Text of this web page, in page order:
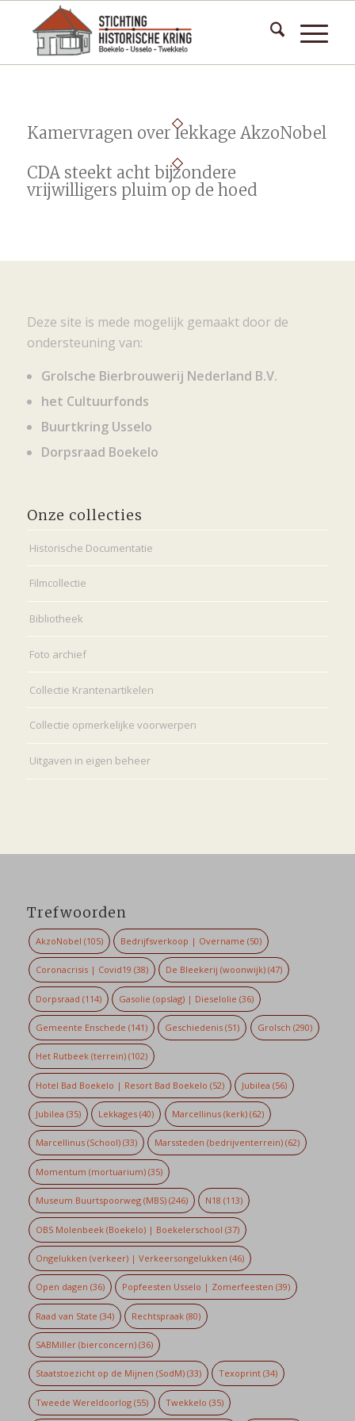
Kamervragen over lekkage AkzoNobel
CDA steekt acht bijzondere
vrijwilligers pluim op de hoed
Deze site is mede mogelijk gemaakt door de
ondersteuning van:
Grolsche Bierbrouwerij Nederland B.V.
het Cultuurfonds
Buurtkring Usselo
Dorpsraad Boekelo
Onze collecties
Historische Documentatie
Filmcollectie
Bibliotheek
Foto archief
Collectie Krantenartikelen
Collectie opmerkelijke voorwerpen
Uitgaven in eigen beheer
Trefwoorden
AkzoNobel (105) Bedrijfsverkoop | Overname (50)
Coronacrisis | Covid19 (38) De Bleekerij (woonwijk) (47)
Dorpsraad (114) Gasolie (opslag) | Dieselolie (36)
Gemeente Enschede (141) Geschiedenis (51) Grolsch (290)
Het Rutbeek (terrein)(102)
Hotel Bad Boekelo | Resort Bad Boekelo (52) Jubilea (56)
Jubilea (35) Lekkages (40) Marcellinus (kerk)(62)
Marcellinus (School)(33) Marssteden (bedrijventerrein) (62)
Momentum (mortuarium)(35)
Museum Buurtspoorweg (MBS)(246) N18 (113)
OBS Molenbeek (Boekelo) | Boekelerschool (37)
Ongelukken (verkeer) | Verkeersongelukken (46)
Open dagen (36) Popfeesten Usselo | Zomerfeesten (39)
Raad van State (34) Rechtspraak (80)
SABMiller (bierconcern)(36)
Staatstoezicht op de Mijnen (SodM)(33) Texoprint (34)
Tweede Wereldoorlog(55) Twekkelo (35)